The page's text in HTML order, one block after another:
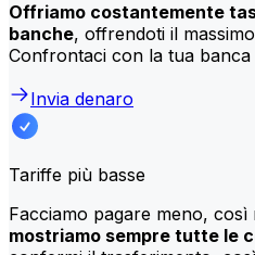
Offriamo costantemente
banche, offrendoti il
Confrontaci con la tua
Invia denaro
Tariffe più basse
Facciamo pagare meno,
mostriamo sempre tutte le